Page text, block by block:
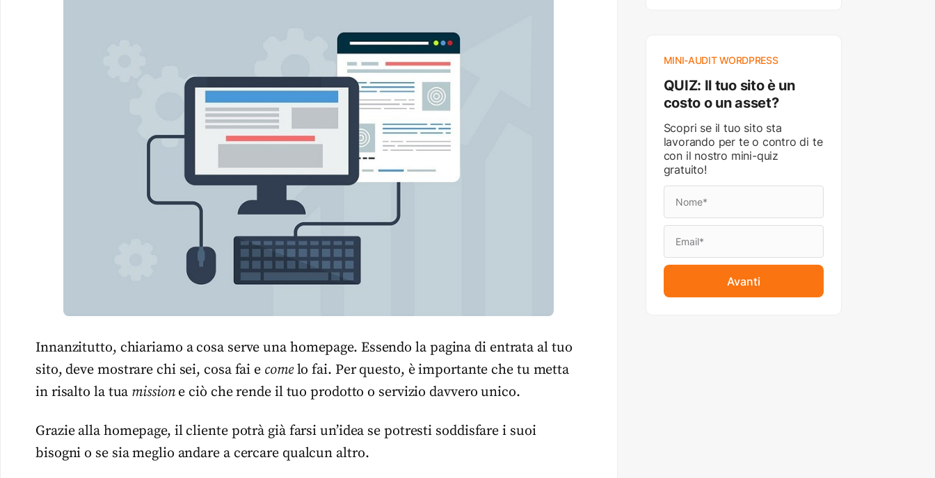
Innanzitutto, chiariamo a cosa serve una homepage. Essendo la pagina di entrata al tuo
sito, deve mostrare chi sei, cosa fai e comelo fai. Per questo, è importante che tu metta
in risalto la tua missione ciò che rende il tuo prodotto o servizio davvero unico.
Grazie alla homepage, il cliente potrà già farsi un’idea se potresti soddisfare i suoi
bisogni o se sia meglio andare a cercare qualcun altro.
MINI-AUDIT WORDPRESS
QUIZ: Il tuo sito è un
costo o un asset?
Scopri se il tuo sito sta
lavorando per te o contro di te
con il nostro mini-quiz
gratuito!
Avanti